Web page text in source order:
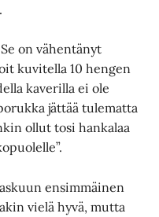
on vähentänyt
kuvitella 10 hengen
kaverilla ei ole
jättää tulematta
ollut tosi hankalaa
ensimmäinen
vielä hyvä, mutta